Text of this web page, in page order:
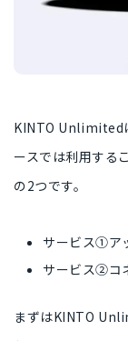
KINTO Unlimited
ースでは利用する
の2つです。
サービス①ア
サービス②コ
まずはKINTO